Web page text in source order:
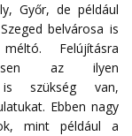
Győr, de például
belvárosa is
Felújításra
az ilyen
is szükség van,
Ebben nagy
mint például a